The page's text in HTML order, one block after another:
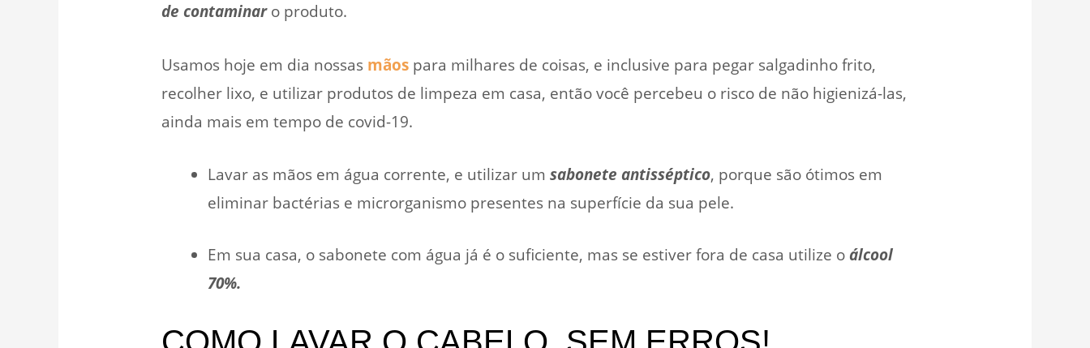
de contaminaro produto.
Usamos hoje em dia nossas mãospara milhares de coisas, e inclusive para pegar salgadinho frito,
recolher lixo, e utilizar produtos de limpeza em casa, então você percebeu o risco de não higienizá-las,
ainda mais em tempo de covid-19.
Lavar as mãos em água corrente, e utilizar um sabonete antisséptico, porque são ótimos em
eliminar bactérias e microrganismo presentes na superfície da sua pele.
Em sua casa, o sabonete com água já é o suficiente, mas se estiver fora de casa utilize o álcool
70%.